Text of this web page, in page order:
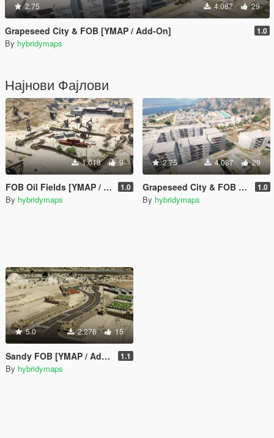
2.75 4.087 29
Grapeseed City & FOB [YMAP / Add-On] 1.0
By hybridymaps
Најнови Фајлови
1.018 9
FOB Oil Fields [YMAP / Add-On] 1.0
By hybridymaps
2.75 4.087 29
Grapeseed City & FOB [YMAP / Add-On] 1.0
By hybridymaps
5.0 2.276 15
Sandy FOB [YMAP / Add-On] 1.1
By hybridymaps